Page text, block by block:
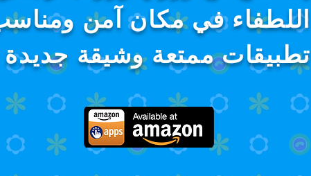
اللطفاء في مكان آمن
تطبيقات ممتعة وشيقة جديدة